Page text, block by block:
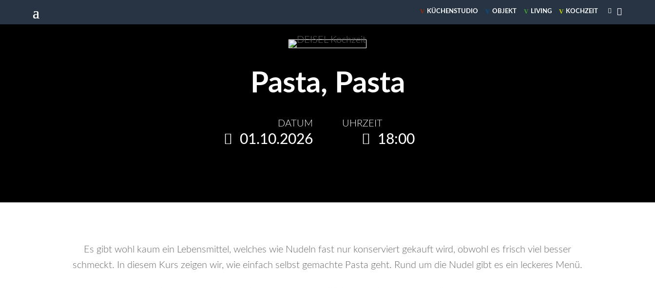
Pasta, Pasta
DATUM
01.10.2026
UHRZEIT
18:00
Es gibt wohl kaum ein Lebensmittel, welches wie Nudeln fast nur konserviert gekauft wird, obwohl es frisch viel besser
schmeckt. In diesem Kurs zeigen wir, wie einfach selbst gemachte Pasta geht. Rund um die Nudel gibt es ein leckeres Menü.
V KÜCHENSTUDIO V OBJEKT V LIVING V KOCHZEIT 